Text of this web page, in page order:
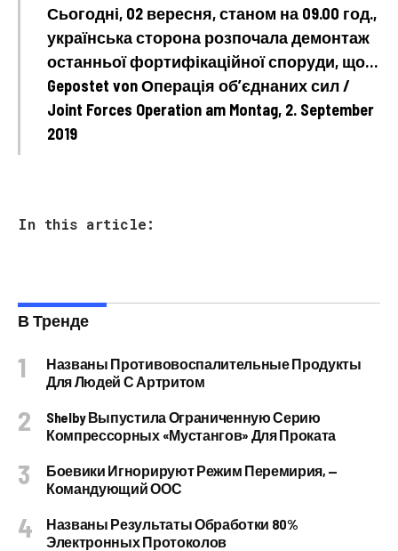
Сьогодні, 02 вересня, станом на 09.00 год.,
українська сторона розпочала демонтаж
останньої фортифікаційної споруди, що…
Gepostet von Операція об’єднаних сил /
Joint Forces Operation am Montag, 2. September
2019
In this article:
В Тренде
Названы Противовоспалительные Продукты
Для Людей С Артритом
Shelby Выпустила Ограниченную Серию
Компрессорных «Мустангов» Для Проката
Боевики Игнорируют Режим Перемирия, —
Командующий ООС
Названы Результаты Обработки 80%
Электронных Протоколов